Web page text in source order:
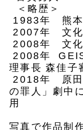
＜略歴＞
1983年 熊本
2007年 文化
2008年 文化
2008年
理事長 森佳子
2018年 原田
の罪人」劇中
用
写真で作品制